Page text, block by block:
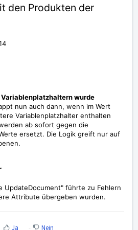
den Produkten der
Variablenplatzhaltern wurde
nun auch dann, wenn im Wert
Variablenplatzhalter enthalten
ab sofort gegen die
ersetzt. Die Logik greift nur auf
UpdateDocument" führte zu Fehlern
Attribute übergeben wurden.
Ja Nein